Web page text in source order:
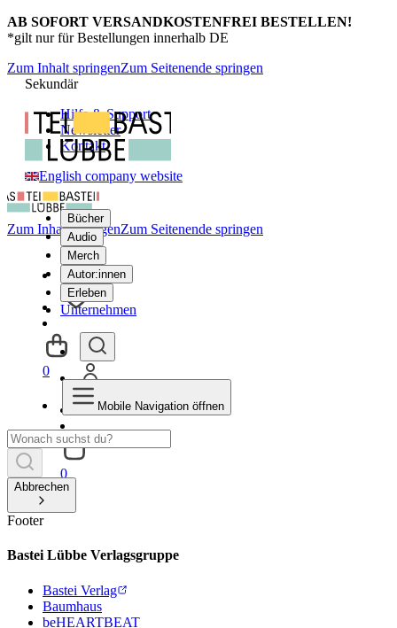
AB SOFORT VERSANDKOSTENFREI BESTELLEN!
*gilt nur für Bestellungen innerhalb DE
Zum Inhalt springenZum Seitenende springen
Sekundär
Hilfe & Support
Newsletter
Kontakt
English company website
Bücher
Audio
Merch
Autor:innen
Erleben
Unternehmen
0
Zum Inhalt springenZum Seitenende springen
0
Mobile Navigation öffnen
Abbrechen
Footer
Bastei Lübbe Verlagsgruppe
Bastei Verlag
Baumhaus
beHEARTBEAT